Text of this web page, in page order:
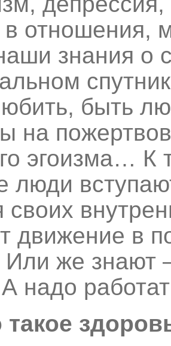
в отношения,
знания о
быть
на
эгоизма… К
люди
своих
движение в
Или же знают
надо